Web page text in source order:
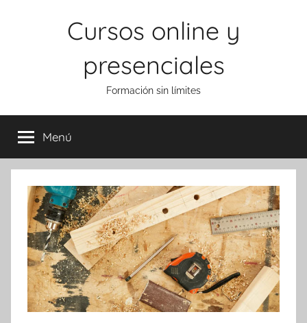
Cursos online y
presenciales
Formación sin límites
Menú